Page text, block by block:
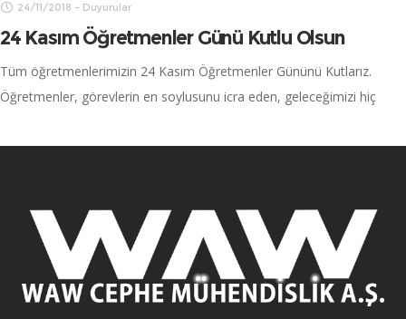
24/11/2018 - Duyurular
24 Kasım Öğretmenler Günü Kutlu Olsun
Tüm öğretmenlerimizin 24 Kasım Öğretmenler Gününü Kutlarız.
Öğretmenler, görevlerin en soylusunu icra eden, geleceğimizi hiç
mesuliyetini bir ömür boyu taşıyan kültür mihmandarı ve